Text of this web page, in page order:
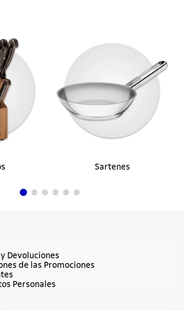
Sartenes
Devoluciones
de las Promociones
Personales